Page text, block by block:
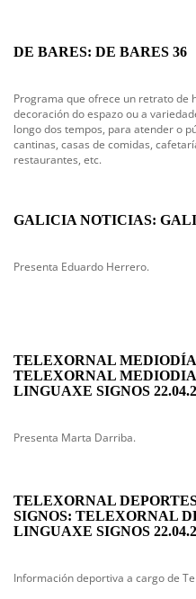
DE BARES: DE BARES 36
Programa que ofrece un retrato de
decoración do espazo ou a
longo dos tempos, para atender o
cantinas, casas de comidas,
restaurantes, etc.
GALICIA NOTICIAS:
Presenta Eduardo Herrero.
TELEXORNAL
TELEXORNAL
LINGUAXE SIGNOS
Presenta Marta Darriba.
TELEXORNAL
SIGNOS: TELEXORNAL
LINGUAXE SIGNOS
Información deportiva a cargo de